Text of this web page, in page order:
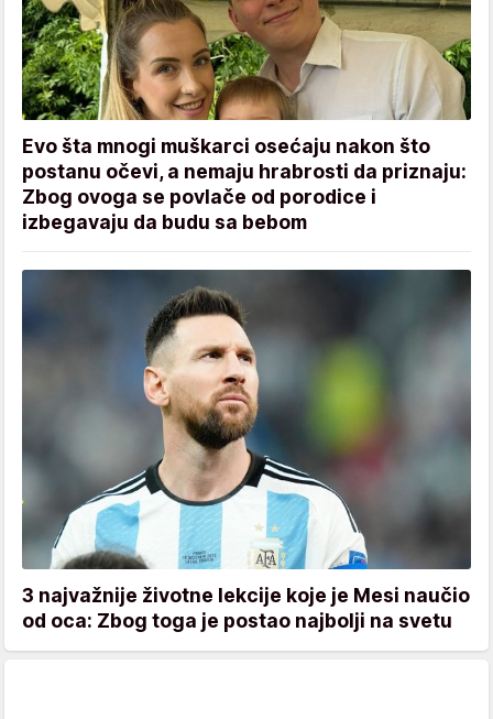
Evo šta mnogi muškarci osećaju nakon što
postanu očevi, a nemaju hrabrosti da priznaju:
Zbog ovoga se povlače od porodice i
izbegavaju da budu sa bebom
3 najvažnije životne lekcije koje je Mesi naučio
od oca: Zbog toga je postao najbolji na svetu